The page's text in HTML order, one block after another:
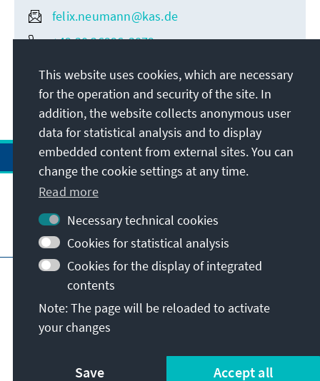
felix.neumann@kas.de
+49 30 26996-3879
Visit also
Imprint Data protection
Terms of use
Declaration on accessibility
Report an accessibility issue
© Konrad-Adenauer-Stiftung e.V. 2026
This website uses cookies, which are necessary
for the operation and security of the site. In
addition, the website collects anonymous user
data for statistical analysis and to display
embedded content from external sites. You can
change the cookie settings at any time.
Read more
Necessary technical cookies
Cookies for statistical analysis
Cookies for the display of integrated
contents
Note: The page will be reloaded to activate
your changes
Save Accept all